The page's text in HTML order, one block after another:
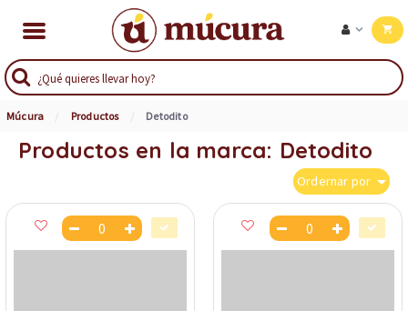
Múcura Productos Detodito
Productos en la marca: Detodito
Ordernar por